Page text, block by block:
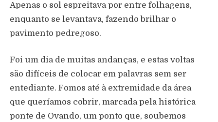
Apenas o sol espreitava por entre folhagens,
enquanto se levantava, fazendo brilhar o
pavimento pedregoso.
Foi um dia de muitas andanças, e estas voltas
são difíceis de colocar em palavras sem ser
entediante. Fomos até à extremidade da área
que queríamos cobrir, marcada pela histórica
ponte de Ovando, um ponto que, soubemos